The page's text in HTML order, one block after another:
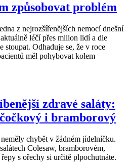
způsobovat problém
z nejrozšířenějších nemocí dnešní
léčí přes milion lidí a dle
stoupat. Odhaduje se, že v roce
měl pohybovat kolem
zdravé saláty:
i bramborový
chybět v žádném jídelníčku.
Colesaw, bramborovém,
s ořechy si určitě plpochutnáte.